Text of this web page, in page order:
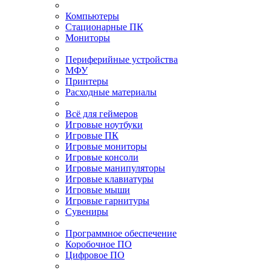
Компьютеры
Стационарные ПК
Мониторы
Периферийные устройства
МФУ
Принтеры
Расходные материалы
Всё для геймеров
Игровые ноутбуки
Игровые ПК
Игровые мониторы
Игровые консоли
Игровые манипуляторы
Игровые клавиатуры
Игровые мыши
Игровые гарнитуры
Сувениры
Программное обеспечение
Коробочное ПО
Цифровое ПО